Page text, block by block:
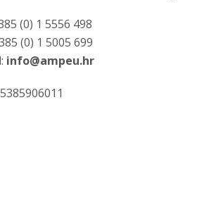
(0) 1 5556 498
(0) 1 5005 699
info@ampeu.hr